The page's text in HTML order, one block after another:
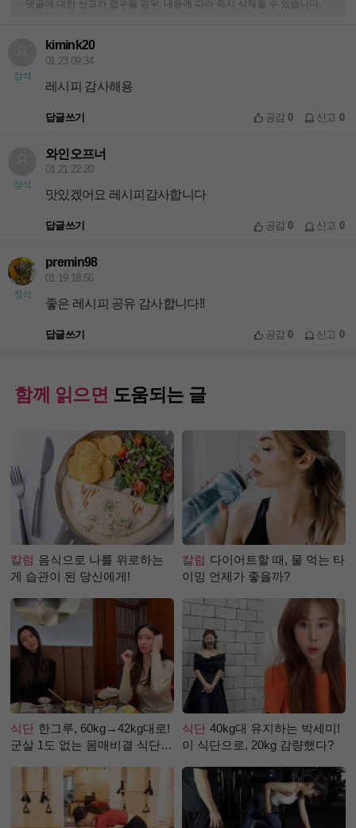
-
댓글에 대한 신고가 접수될 경우, 내용에 따라 즉시 삭제될 수 있습니다.
정석
kimink20
01.23 09:34
레시피 감사해용
답글쓰기 공감0 신고 0
정석
와인오프너
01.21 22:20
맛있겠어요 레시피감사합니다
답글쓰기 공감0 신고 0
정석
premin98
01.19 18:56
좋은 레시피 공유 감사합니다!!
답글쓰기 공감0 신고 0
함께 읽으면 도움되는 글
칼럼 음식으로 나를 위로하는
게 습관이 된 당신에게!
칼럼 다이어트할 때, 물 먹는 타
이밍 언제가 좋을까?
식단 한그루, 60kg→42kg대로!
군살 1도 없는 몸매비결 식단
식단 40kg대 유지하는 박세미!
이 식단으로, 20kg 감량했다?